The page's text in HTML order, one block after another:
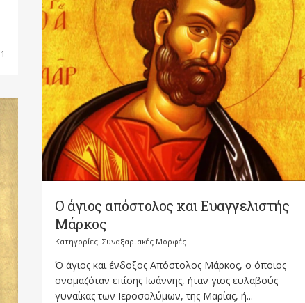
1
Ο άγιος απόστολος και Ευαγγελιστής
Μάρκος
Κατηγορίες: Συναξαριακές Μορφές
Ό άγιος και ένδοξος Απόστολος Μάρκος, ο όποιος
ονομαζόταν επίσης Ιωάννης, ήταν γιος ευλαβούς
γυναίκας των Ιεροσολύμων, της Μαρίας, ή...